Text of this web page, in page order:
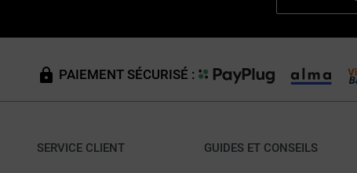
PAIEMENT SÉCURISÉ :
SERVICE CLIENT GUIDES ET CONSEILS